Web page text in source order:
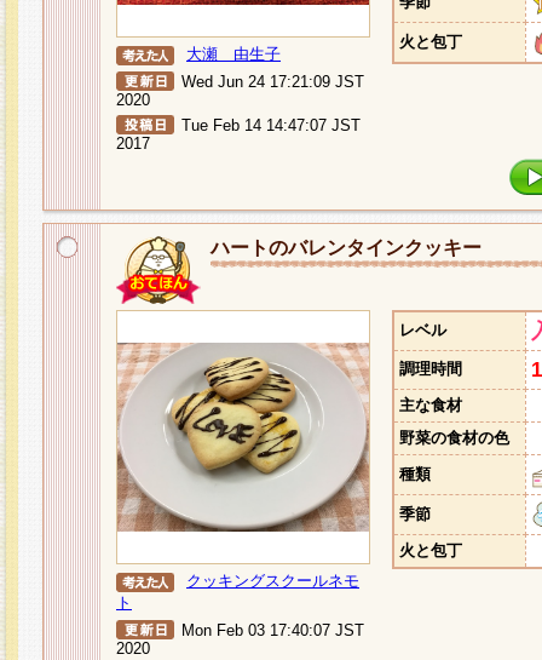
大瀬 由生子
Wed Jun 24 17:21:09 JST
2020
Tue Feb 14 14:47:07 JST
2017
火と包丁
ハートのバレンタインクッキー
クッキングスクールネモ
ト
Mon Feb 03 17:40:07 JST
2020
レベル
調理時間
主な食材
野菜の食材の色
種類
季節
火と包丁